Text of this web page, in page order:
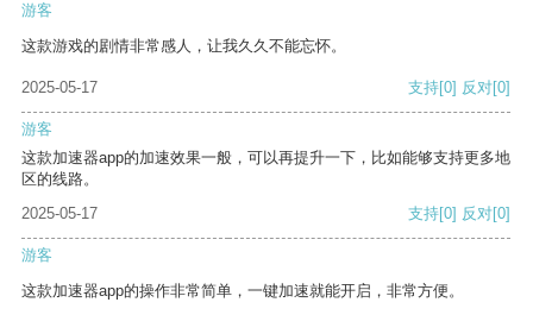
游客
这款游戏的剧情非常感人，让我久久不能忘怀。
2025-05-17 支持[0] 反对[0]
游客
这款加速器app的加速效果一般，可以再提升一下，比如能够支持更多地
区的线路。
2025-05-17
支持[0] 反对[0]
游客
这款加速器app的操作非常简单，一键加速就能开启，非常方便。